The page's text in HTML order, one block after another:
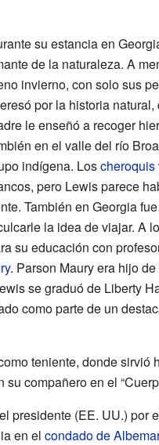
su estancia en
de la naturaleza. A
invierno, con solo sus
por la historia
le enseñó a recoger
en el valle del río
indígena. Loscheroquis
pero Lewis parece
También en Georgia
la idea de viajar. A
su educación con
. Parson Maury era hijo
se graduó de Liberty
como parte de un
teniente, donde sirvió
compañero en el
presidente (EE. UU.) por
en el condado de